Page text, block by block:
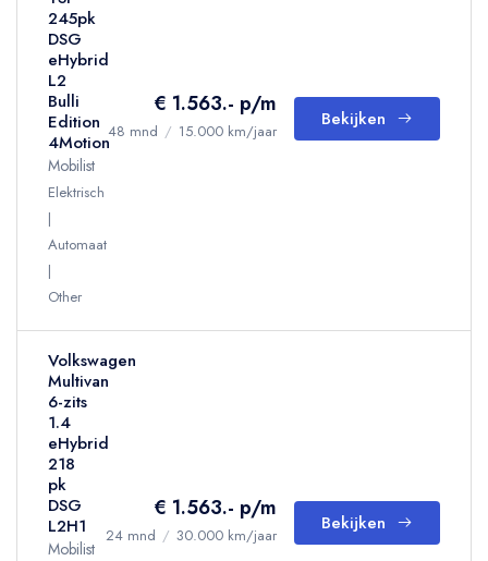
245pk
DSG
eHybrid
L2
Bulli
Edition
4Motion
Mobilist
Elektrisch
Automaat
Other
€ 1.563.- p/m
48 mnd / 15.000 km/jaar
Bekijken
Volkswagen
Multivan
6-zits
1.4
eHybrid
218
pk
DSG
L2H1
Mobilist
€ 1.563.- p/m
24 mnd / 30.000 km/jaar
Bekijken